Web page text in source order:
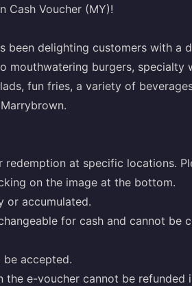
Cash Voucher (MY)!
been delighting customers with a
mouthwatering burgers, specialty
fun fries, a variety of
redemption at specific locations.
on the image at the bottom.
or accumulated.
for cash and cannot be
accepted.
the e-voucher cannot be refunded